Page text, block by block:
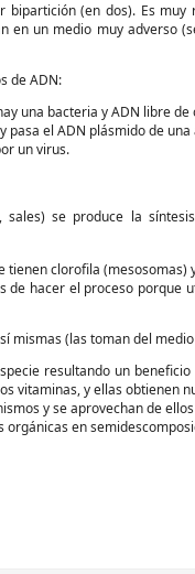
bipartición (en dos). Es
un medio muy adverso
de ADN:
una bacteria y ADN libre
pasa el ADN plásmido de
un virus.
sales) se produce la
tienen clorofila (mesosomas)
de hacer el proceso porque
mismas (las toman del
resultando un
vitaminas, y ellas obtienen
y se aprovechan de
en